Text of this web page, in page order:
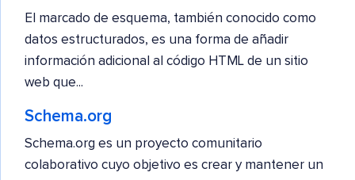
El marcado de esquema, también conocido como
datos estructurados, es una forma de añadir
información adicional al código HTML de un sitio
web que...
Schema.org
Schema.org es un proyecto comunitario
colaborativo cuyo objetivo es crear y mantener un